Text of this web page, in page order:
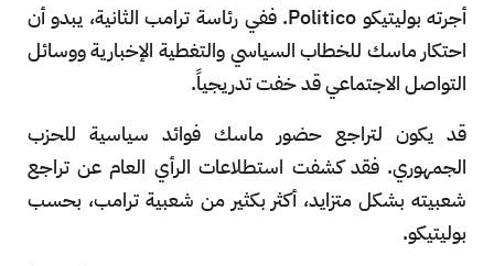
أجرته بوليتيكو Politico. ففي رئاسة ترامب الثانية، يبدو أن
احتكار ماسك للخطاب السياسي والتغطية الإخبارية ووسائل
التواصل الاجتماعي قد خفت تدريجياً.
قد يكون لتراجع حضور ماسك فوائد سياسية للحزب
الجمهوري. فقد كشفت استطلاعات الرأي العام عن تراجع
شعبيته بشكل متزايد، أكثر بكثير من شعبية ترامب، بحسب
بوليتيكو.